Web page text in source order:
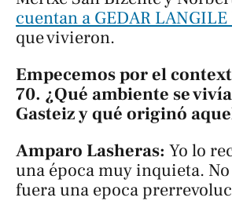
cuentan a GEDAR LANGILE
que vivieron.
Empecemos por el
70. ¿Qué ambiente se
Gasteiz y qué originó
Amparo Lasheras: Yo lo
una época muy inquieta.
fuera una epoca